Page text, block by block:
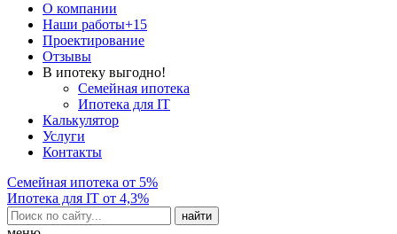
О компании
Наши работы+15
Проектирование
Отзывы
В ипотеку выгодно!
Семейная ипотека
Ипотека для IT
Калькулятор
Услуги
Контакты
Семейная ипотека от 5%
Ипотека для IT от 4,3%